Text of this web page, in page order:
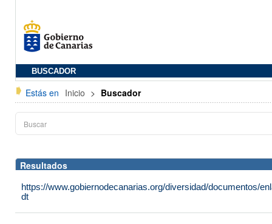
BUSCADOR
Estás en Inicio > Buscador
Resultados
https://www.gobiernodecanarias.org/diversidad/documentos/
dt